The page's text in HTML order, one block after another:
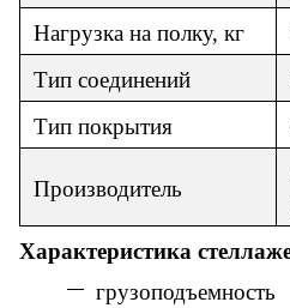
Нагрузка на полку, кг
Тип соединений
Тип покрытия
Производитель
Характеристика